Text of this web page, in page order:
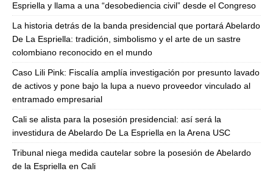
Espriella y llama a una “desobediencia civil” desde el Congreso
La historia detrás de la banda presidencial que portará Abelardo
De La Espriella: tradición, simbolismo y el arte de un sastre
colombiano reconocido en el mundo
Caso Lili Pink: Fiscalía amplía investigación por presunto lavado
de activos y pone bajo la lupa a nuevo proveedor vinculado al
entramado empresarial
Cali se alista para la posesión presidencial: así será la
investidura de Abelardo De La Espriella en la Arena USC
Tribunal niega medida cautelar sobre la posesión de Abelardo
de la Espriella en Cali